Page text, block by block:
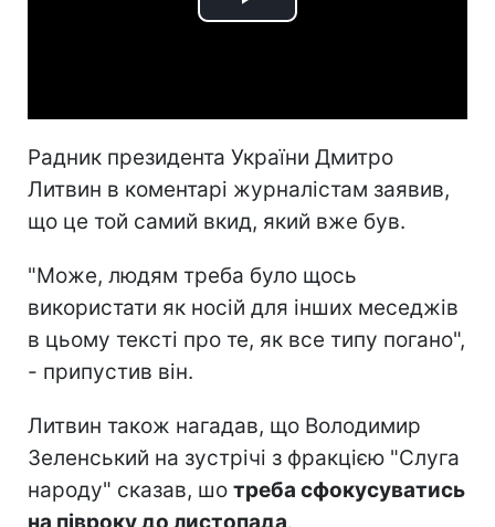
Play
Радник президента України Дмитро
Литвин в коментарі журналістам заявив,
що це той самий вкид, який вже був.
"Може, людям треба було щось
використати як носій для інших меседжів
в цьому тексті про те, як все типу погано",
- припустив він.
Литвин також нагадав, що Володимир
Зеленський на зустрічі з фракцією "Слуга
народу" сказав, шо треба сфокусуватись
на півроку до листопада.